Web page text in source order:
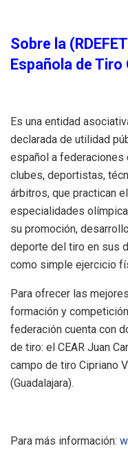
Sobre la
Española de Tiro
Es una entidad
declarada de utilidad
español a federaciones
clubes, deportistas,
árbitros, que practican
especialidades
su promoción,
deporte del tiro en sus
como simple ejercicio
Para ofrecer las
formación y
federación cuenta con
de tiro: el CEAR Juan
campo de tiro Cipriano
(Guadalajara).
Para más información: